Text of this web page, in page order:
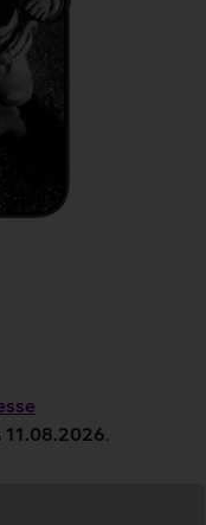
11.08.2026